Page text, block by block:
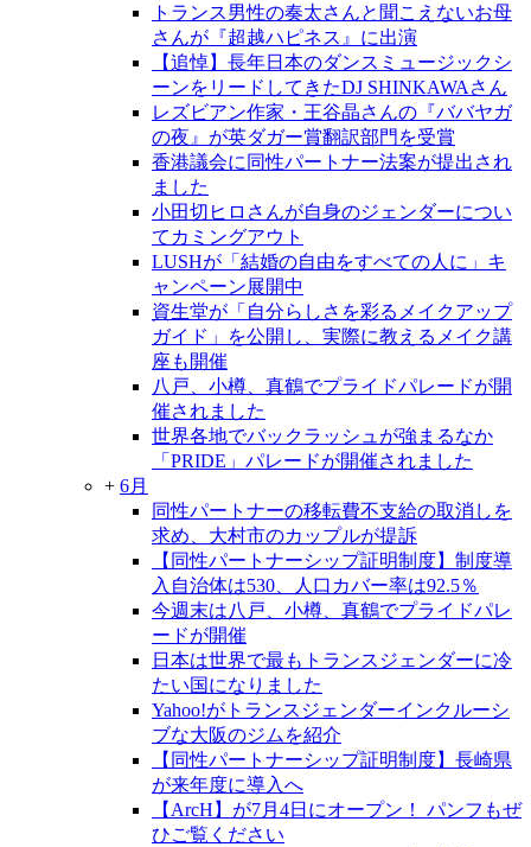
トランス男性の奏太さんと聞こえないお母
さんが『超越ハピネス』に出演
【追悼】長年日本のダンスミュージックシ
ーンをリードしてきたDJ SHINKAWAさん
レズビアン作家・王谷晶さんの『ババヤガ
の夜』が英ダガー賞翻訳部門を受賞
香港議会に同性パートナー法案が提出され
ました
小田切ヒロさんが自身のジェンダーについ
てカミングアウト
LUSHが「結婚の自由をすべての人に」キ
ャンペーン展開中
資生堂が「自分らしさを彩るメイクアップ
ガイド」を公開し、実際に教えるメイク講
座も開催
八戸、小樽、真鶴でプライドパレードが開
催されました
世界各地でバックラッシュが強まるなか
「PRIDE」パレードが開催されました
+ 6月
同性パートナーの移転費不支給の取消しを
求め、大村市のカップルが提訴
【同性パートナーシップ証明制度】制度導
入自治体は530、人口カバー率は92.5％
今週末は八戸、小樽、真鶴でプライドパレ
ードが開催
日本は世界で最もトランスジェンダーに冷
たい国になりました
Yahoo!がトランスジェンダーインクルーシ
ブな大阪のジムを紹介
【同性パートナーシップ証明制度】長崎県
が来年度に導入へ
【ArcH】が7月4日にオープン！ パンフもぜ
ひご覧ください